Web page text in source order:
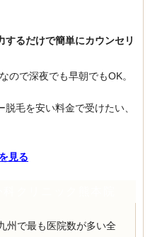
るだけで簡単にカウンセリ
ので深夜でも早朝でもOK。
毛を安い料金で受けたい、
見る
州で最も医院数が多い全